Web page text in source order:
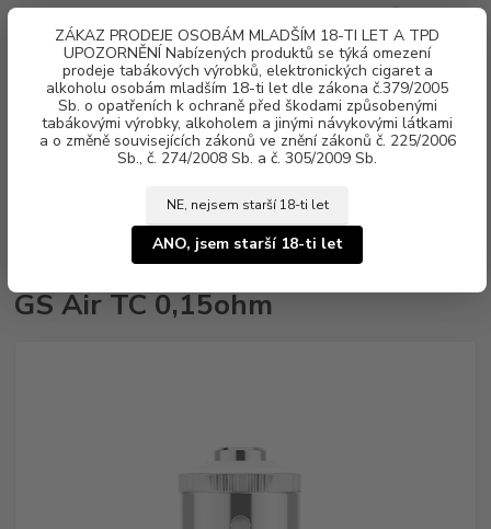
ZÁKAZ PRODEJE OSOBÁM MLADŠÍM 18-TI LET A TPD
UPOZORNĚNÍ Nabízených produktů se týká omezení
prodeje tabákových výrobků, elektronických cigaret a
alkoholu osobám mladším 18-ti let dle zákona č.379/2005
Sb. o opatřeních k ochraně před škodami způsobenými
tabákovými výrobky, alkoholem a jinými návykovými látkami
a o změně souvisejících zákonů ve znění zákonů č. 225/2006
Sb., č. 274/2008 Sb. a č. 305/2009 Sb.
NE, nejsem starší 18-ti let
ANO, jsem starší 18-ti let
Menu
za0 Kč
Náhradní atomizér iSmoka-Eleaf
GS Air TC 0,15ohm